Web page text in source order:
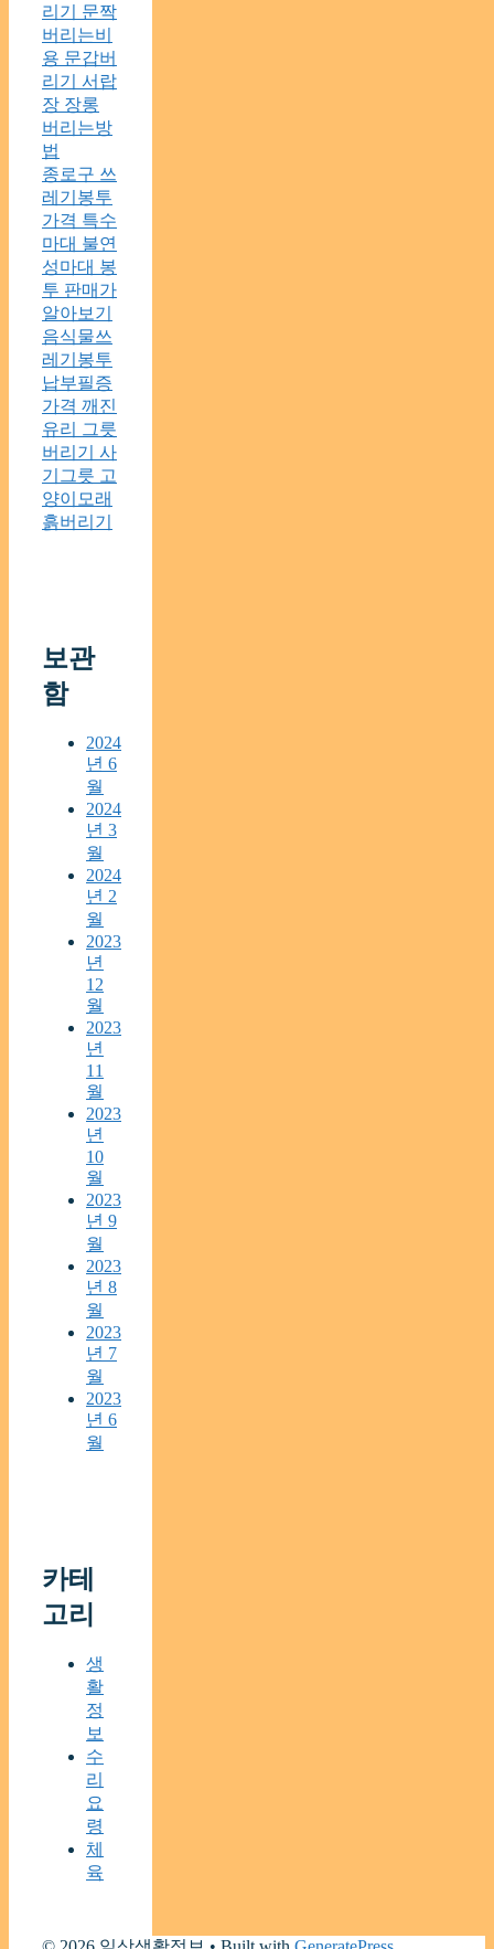
리기 문짝
버리는비
용 문갑버
리기 서랍
장 장롱
버리는방
법
종로구 쓰
레기봉투
가격 특수
마대 불연
성마대 봉
투 판매가
알아보기
음식물쓰
레기봉투
납부필증
가격 깨진
유리 그릇
버리기 사
기그릇 고
양이모래
흙버리기
보관
함
2024
년 6
월
2024
년 3
월
2024
년 2
월
2023
년
12
월
2023
년
11
월
2023
년
10
월
2023
년 9
월
2023
년 8
월
2023
년 7
월
2023
년 6
월
카테
고리
생
활
정
보
수
리
요
령
체
육